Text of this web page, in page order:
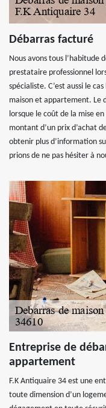
Débarras facturé
Nous avons tous l’habitude
prestataire professionnel
spécialiste. C’est aussi le
maison et appartement. Le
lorsque le coût de la mise
montant d’un prix d’achat
obtenir plus d’information
prions de ne pas hésiter à
Entreprise de
appartement
F.K Antiquaire 34 est une
toute dimension d’un